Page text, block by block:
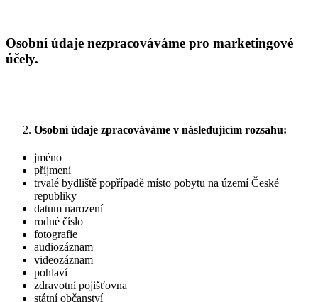
Osobní údaje nezpracováváme pro marketingové
účely.
Osobní údaje zpracováváme v následujícím rozsahu:
jméno
příjmení
trvalé bydliště popřípadě místo pobytu na území České
republiky
datum narození
rodné číslo
fotografie
audiozáznam
videozáznam
pohlaví
zdravotní pojišťovna
státní občanství